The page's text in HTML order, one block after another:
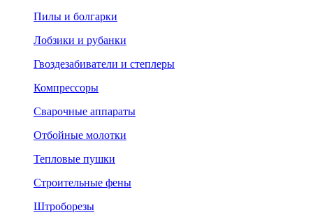
Пилы и болгарки
Лобзики и рубанки
Гвоздезабиватели и степлеры
Компрессоры
Сварочные аппараты
Отбойные молотки
Тепловые пушки
Строительные фены
Штроборезы